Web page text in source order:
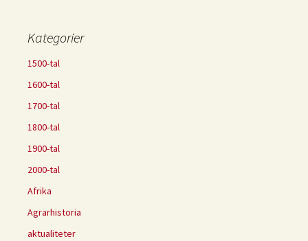
Kategorier
1500-tal
1600-tal
1700-tal
1800-tal
1900-tal
2000-tal
Afrika
Agrarhistoria
aktualiteter